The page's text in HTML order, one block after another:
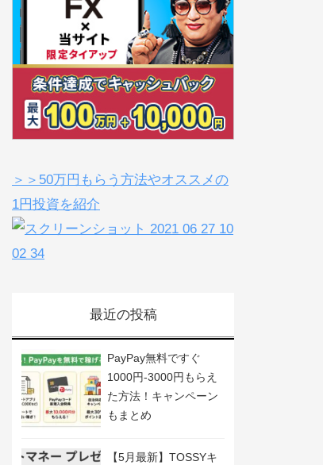
＞＞50万円もらう方法やオススメの
1円投資を紹介
最近の投稿
PayPay無料ですぐ
1000円-3000円もらえ
た方法！キャンペーン
もまとめ
【5月最新】TOSSYキ